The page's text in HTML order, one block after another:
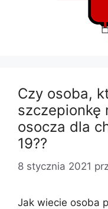
Czy osoba,
szczepionkę
osocza dla
19??
8 stycznia 2021
Jak wiecie osoba